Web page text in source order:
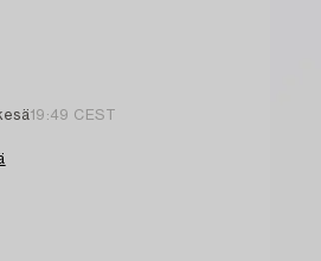
19:49 CEST